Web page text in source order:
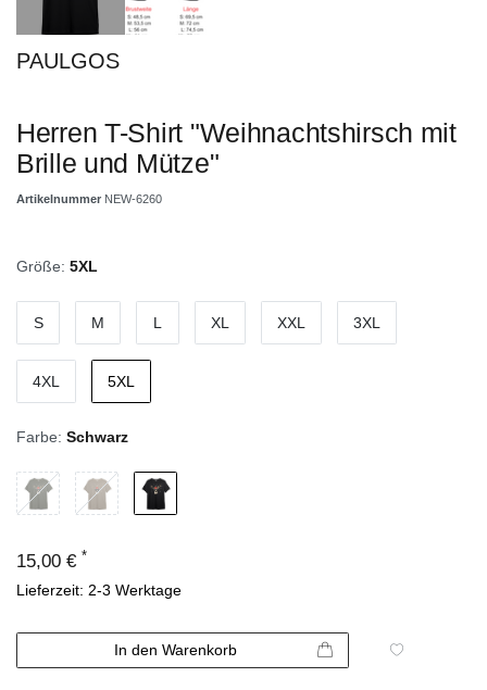
PAULGOS
Herren T-Shirt "Weihnachtshirsch mit
Brille und Mütze"
Artikelnummer NEW-6260
Größe: 5XL
S M L XL XXL 3XL
4XL 5XL
Farbe: Schwarz
15,00 € *
Lieferzeit: 2-3 Werktage
In den Warenkorb